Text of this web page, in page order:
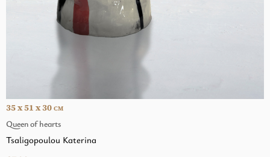
Queen of hearts
35 x 51 x 30 CM
Tsaligopoulou Katerina